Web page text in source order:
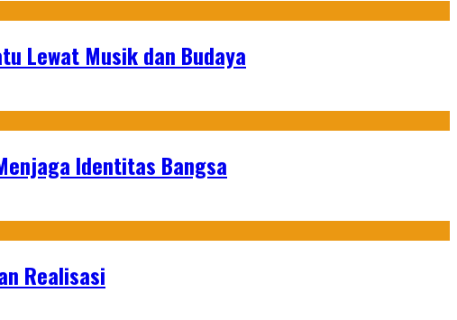
Lewat Musik dan Budaya
Identitas Bangsa
Realisasi